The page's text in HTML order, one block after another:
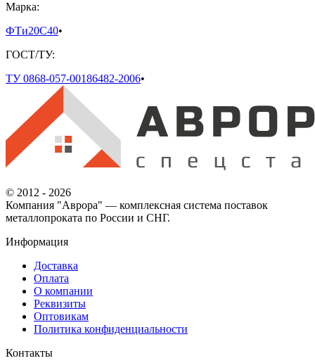
Марка:
ФТи20С40•
ГОСТ/ТУ:
ТУ 0868-057-00186482-2006•
© 2012 - 2026
Компания "Аврора" — комплексная система поставок
металлопроката по России и СНГ.
Информация
Доставка
Оплата
О компании
Реквизиты
Оптовикам
Политика конфиденциальности
Контакты